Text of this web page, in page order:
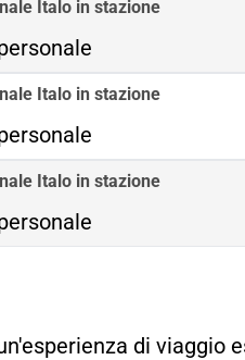
Italo in stazione
Italo in stazione
Italo in stazione
di viaggio